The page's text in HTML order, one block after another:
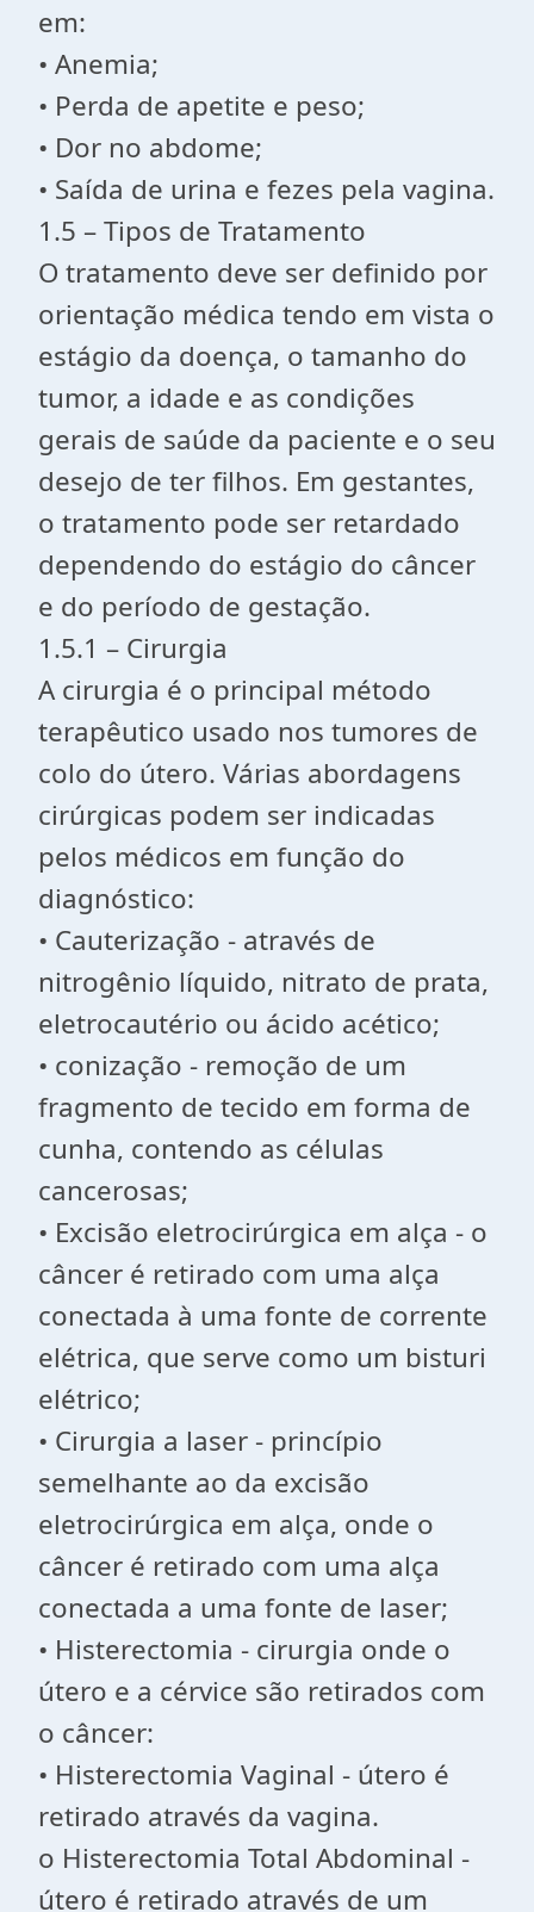
em:
• Anemia;
• Perda de apetite e peso;
• Dor no abdome;
• Saída de urina e fezes pela vagina.
1.5 – Tipos de Tratamento
O tratamento deve ser definido por
orientação médica tendo em vista o
estágio da doença, o tamanho do
tumor, a idade e as condições
gerais de saúde da paciente e o seu
desejo de ter filhos. Em gestantes,
o tratamento pode ser retardado
dependendo do estágio do câncer
e do período de gestação.
1.5.1 – Cirurgia
A cirurgia é o principal método
terapêutico usado nos tumores de
colo do útero. Várias abordagens
cirúrgicas podem ser indicadas
pelos médicos em função do
diagnóstico:
• Cauterização - através de
nitrogênio líquido, nitrato de prata,
eletrocautério ou ácido acético;
• conização - remoção de um
fragmento de tecido em forma de
cunha, contendo as células
cancerosas;
• Excisão eletrocirúrgica em alça - o
câncer é retirado com uma alça
conectada à uma fonte de corrente
elétrica, que serve como um bisturi
elétrico;
• Cirurgia a laser - princípio
semelhante ao da excisão
eletrocirúrgica em alça, onde o
câncer é retirado com uma alça
conectada a uma fonte de laser;
• Histerectomia - cirurgia onde o
útero e a cérvice são retirados com
o câncer:
• Histerectomia Vaginal - útero é
retirado através da vagina.
o Histerectomia Total Abdominal -
útero é retirado através de um